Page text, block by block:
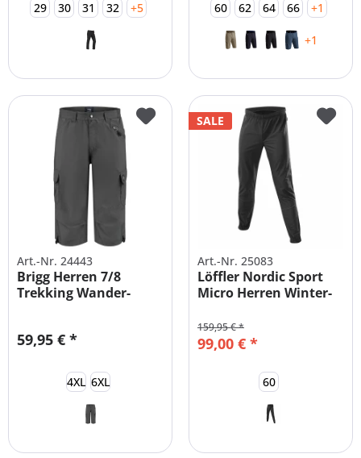
29 30 31 32 +5 60 62 64 66 +1
+1
Art.-Nr. 24443
Brigg Herren 7/8
Trekking Wander-
59,95 € *
4XL 6XL
SALE
Art.-Nr. 25083
Löffler Nordic Sport
Micro Herren Winter-
99,00 € *
159,95 € *
60